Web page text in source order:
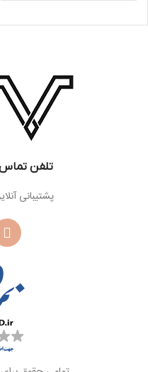
میانی
بهار نارنج، سدر ، فلفل
کهربا، وانیل ، خس
خس ، لامی
تلفن تماس:
پشتیبانی آنلاین: